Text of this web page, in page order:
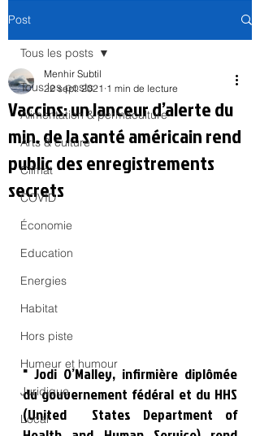
Post
Tous les posts
Alimentation & permaculture
Arts & culture
Climat
COVID
Économie
Education
Energies
Habitat
Hors piste
Humeur et humour
Juridique
Local
Tous les posts
Vaccins: un lanceur d’alerte du
min. de la santé américain rend
public des enregistrements
secrets
Menhir Subtil
22 sept. 2021 1 min de lecture
" Jodi O’Malley, infirmière diplômée
du gouvernement fédéral et du HHS
(United  States Department of